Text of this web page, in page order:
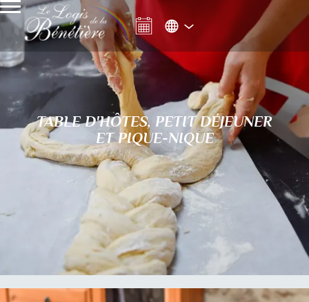
TABLE D'HÔTES, PETIT DÉJEUNER
ET PIQUE-NIQUE